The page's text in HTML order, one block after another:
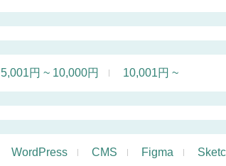
5,001円 ~ 10,000円 10,001円 ~
WordPress CMS Figma